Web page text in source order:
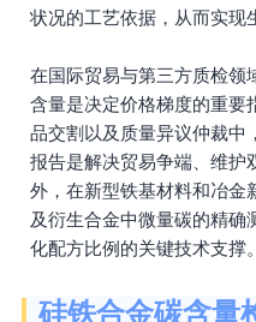
状况的工艺依据，从而实现
在国际贸易与第三方质检领
含量是决定价格梯度的重要
品交割以及质量异议仲裁中
报告是解决贸易争端、维护
外，在新型铁基材料和冶金
及衍生合金中微量碳的精确
化配方比例的关键技术支撑。
硅铁合金碳含量